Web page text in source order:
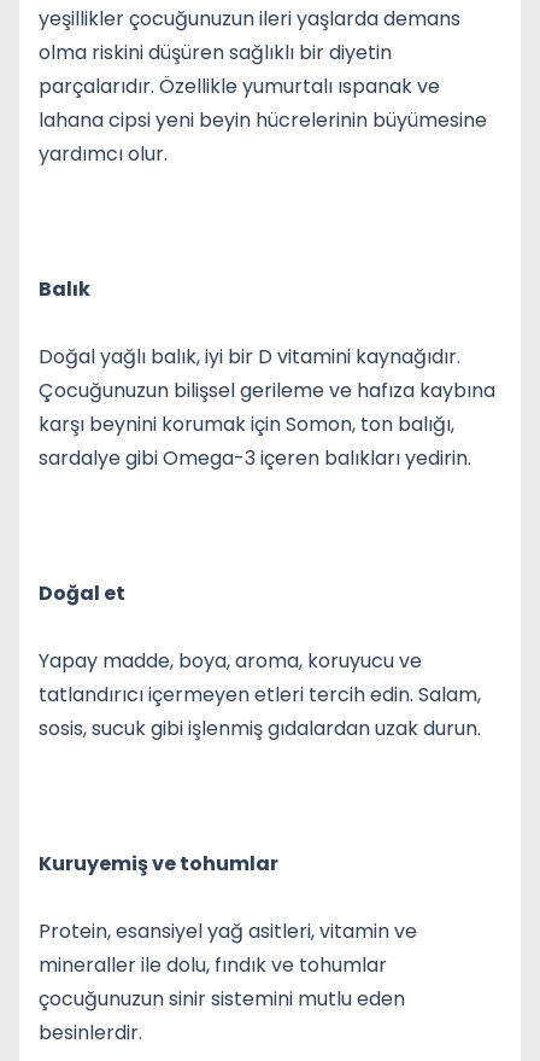
yeşillikler çocuğunuzun ileri yaşlarda demans
olma riskini düşüren sağlıklı bir diyetin
parçalarıdır. Özellikle yumurtalı ıspanak ve
lahana cipsi yeni beyin hücrelerinin büyümesine
yardımcı olur.
Balık
Doğal yağlı balık, iyi bir D vitamini kaynağıdır.
Çocuğunuzun bilişsel gerileme ve hafıza kaybına
karşı beynini korumak için Somon, ton balığı,
sardalye gibi Omega-3 içeren balıkları yedirin.
Doğal et
Yapay madde, boya, aroma, koruyucu ve
tatlandırıcı içermeyen etleri tercih edin. Salam,
sosis, sucuk gibi işlenmiş gıdalardan uzak durun.
Kuruyemiş ve tohumlar
Protein, esansiyel yağ asitleri, vitamin ve
mineraller ile dolu, fındık ve tohumlar
çocuğunuzun sinir sistemini mutlu eden
besinlerdir.